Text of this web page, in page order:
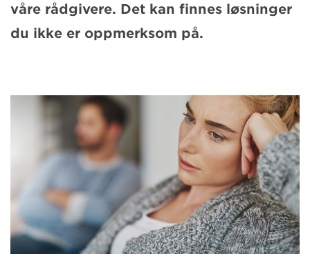
våre rådgivere. Det kan finnes løsninger
du ikke er oppmerksom på.